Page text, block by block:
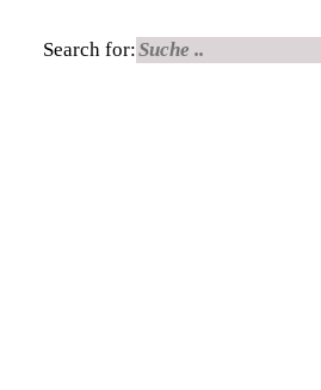
Search for: